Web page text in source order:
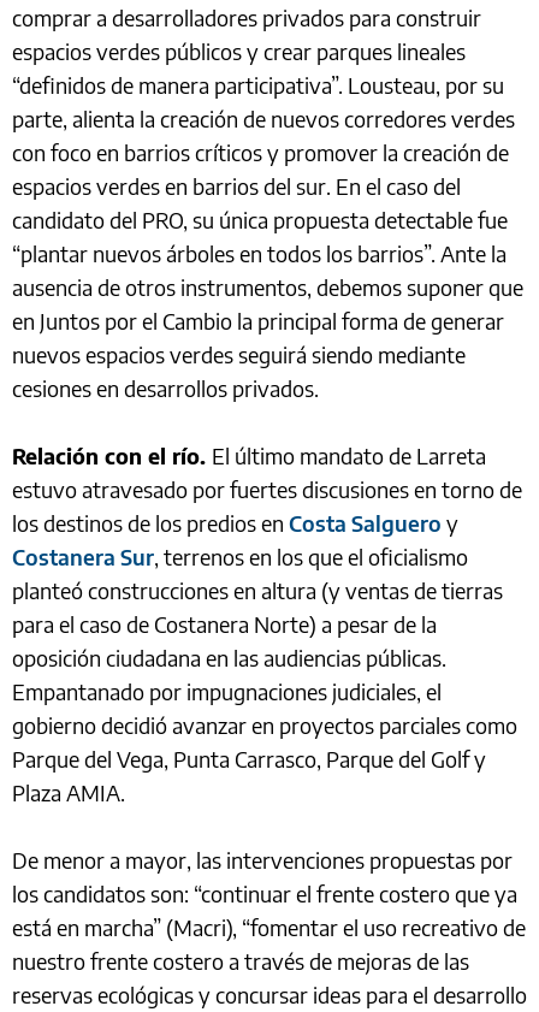
comprar a desarrolladores privados para construir
espacios verdes públicos y crear parques lineales
“definidos de manera participativa”. Lousteau, por su
parte, alienta la creación de nuevos corredores verdes
con foco en barrios críticos y promover la creación de
espacios verdes en barrios del sur. En el caso del
candidato del PRO, su única propuesta detectable fue
“plantar nuevos árboles en todos los barrios”. Ante la
ausencia de otros instrumentos, debemos suponer que
en Juntos por el Cambio la principal forma de generar
nuevos espacios verdes seguirá siendo mediante
cesiones en desarrollos privados.
Relación con el río. El último mandato de Larreta
estuvo atravesado por fuertes discusiones en torno de
los destinos de los predios en Costa Salguero y
Costanera Sur, terrenos en los que el oficialismo
planteó construcciones en altura (y ventas de tierras
para el caso de Costanera Norte) a pesar de la
oposición ciudadana en las audiencias públicas.
Empantanado por impugnaciones judiciales, el
gobierno decidió avanzar en proyectos parciales como
Parque del Vega, Punta Carrasco, Parque del Golf y
Plaza AMIA.
De menor a mayor, las intervenciones propuestas por
los candidatos son: “continuar el frente costero que ya
está en marcha” (Macri), “fomentar el uso recreativo de
nuestro frente costero a través de mejoras de las
reservas ecológicas y concursar ideas para el desarrollo